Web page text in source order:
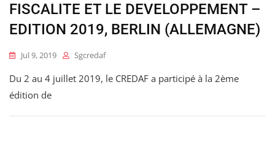
FISCALITE ET LE DEVELOPPEMENT –
EDITION 2019, BERLIN (ALLEMAGNE)
Jul 9, 2019 Sgcredaf
Du 2 au 4 juillet 2019, le CREDAF a participé à la 2ème
édition de